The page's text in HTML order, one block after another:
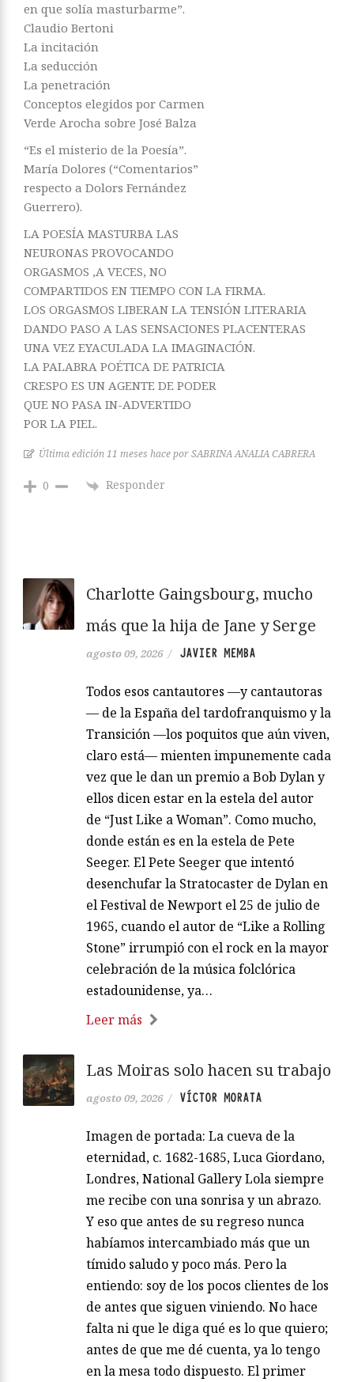
en que solía masturbarme”.
Claudio Bertoni
La incitación
La seducción
La penetración
Conceptos elegidos por Carmen
Verde Arocha sobre José Balza
“Es el misterio de la Poesía”.
María Dolores (“Comentarios”
respecto a Dolors Fernández
Guerrero).
LA POESÍA MASTURBA LAS
NEURONAS PROVOCANDO
ORGASMOS ,A VECES, NO
COMPARTIDOS EN TIEMPO CON LA FIRMA.
LOS ORGASMOS LIBERAN LA TENSIÓN LITERARIA
DANDO PASO A LAS SENSACIONES PLACENTERAS
UNA VEZ EYACULADA LA IMAGINACIÓN.
LA PALABRA POÉTICA DE PATRICIA
CRESPO ES UN AGENTE DE PODER
QUE NO PASA IN-ADVERTIDO
POR LA PIEL.
Última edición 11 meses hace por SABRINA ANALIA CABRERA
0 Responder
Charlotte Gaingsbourg, mucho
más que la hija de Jane y Serge
agosto 09, 2026 / JAVIER MEMBA
Todos esos cantautores —y cantautoras
— de la España del tardofranquismo y la
Transición —los poquitos que aún viven,
claro está— mienten impunemente cada
vez que le dan un premio a Bob Dylan y
ellos dicen estar en la estela del autor
de “Just Like a Woman”. Como mucho,
donde están es en la estela de Pete
Seeger. El Pete Seeger que intentó
desenchufar la Stratocaster de Dylan en
el Festival de Newport el 25 de julio de
1965, cuando el autor de “Like a Rolling
Stone” irrumpió con el rock en la mayor
celebración de la música folclórica
estadounidense, ya…
Leer más
Las Moiras solo hacen su trabajo
agosto 09, 2026 / VÍCTOR MORATA
Imagen de portada: La cueva de la
eternidad, c. 1682-1685, Luca Giordano,
Londres, National Gallery Lola siempre
me recibe con una sonrisa y un abrazo.
Y eso que antes de su regreso nunca
habíamos intercambiado más que un
tímido saludo y poco más. Pero la
entiendo: soy de los pocos clientes de los
de antes que siguen viniendo. No hace
falta ni que le diga qué es lo que quiero;
antes de que me dé cuenta, ya lo tengo
en la mesa todo dispuesto. El primer